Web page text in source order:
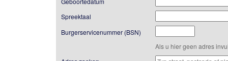
Spreektaal
Burgerservicenummer (BSN)
Als u hier geen adres